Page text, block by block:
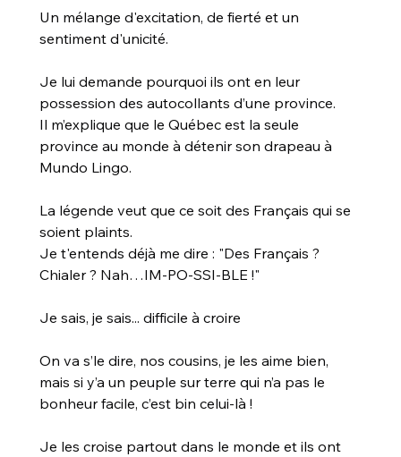
Un mélange d'excitation, de fierté et un
sentiment d'unicité.
Je lui demande pourquoi ils ont en leur
possession des autocollants d’une province.
Il m’explique que le Québec est la seule
province au monde à détenir son drapeau à
Mundo Lingo.
La légende veut que ce soit des Français qui se
soient plaints.
Je t'entends déjà me dire : "Des Français ?
Chialer ? Nah…IM-PO-SSI-BLE !"
Je sais, je sais... difficile à croire
On va s’le dire, nos cousins, je les aime bien,
mais si y’a un peuple sur terre qui n’a pas le
bonheur facile, c’est bin celui-là !
Je les croise partout dans le monde et ils ont